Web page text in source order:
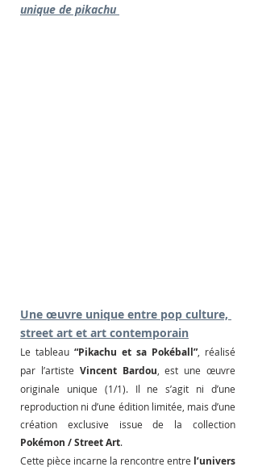
unique de pikachu
Une œuvre unique entre pop culture,
street art et art contemporain
Le tableau “Pikachu et sa Pokéball” , réalisé
par l’artiste Vincent Bardou , est une œuvre
originale unique (1/1). Il ne s’agit ni d’une
reproduction ni d’une édition limitée, mais d’une
Pokémon / Street Art.
Cette pièce incarne la rencontre entre l’univers